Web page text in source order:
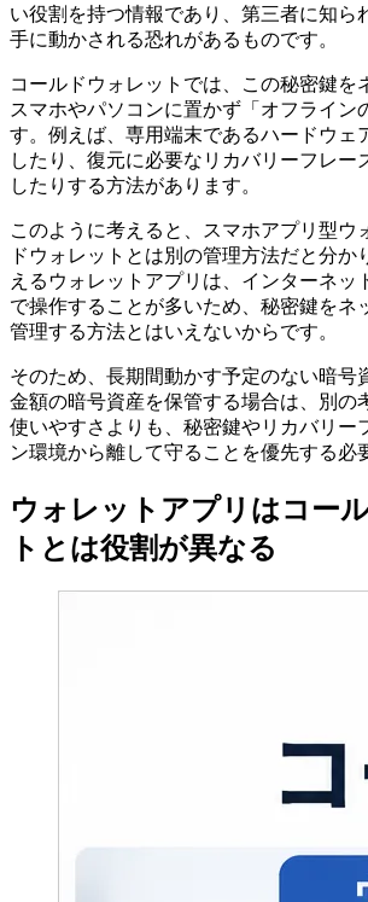
い役割を持つ情報であり、第三者に知ら
手に動かされる恐れがあるものです。
コールドウォレットでは、この秘密鍵を
スマホやパソコンに置かず「オフライン
す。例えば、専用端末であるハードウェ
したり、復元に必要なリカバリーフレー
したりする方法があります。
このように考えると、スマホアプリ型ウ
ドウォレットとは別の管理方法だと分か
えるウォレットアプリは、インターネッ
で操作することが多いため、秘密鍵をネ
管理する方法とはいえないからです。
そのため、長期間動かす予定のない暗号
金額の暗号資産を保管する場合は、別の
使いやすさよりも、秘密鍵やリカバリー
ン環境から離して守ることを優先する必
ウォレットアプリはコー
トとは役割が異なる